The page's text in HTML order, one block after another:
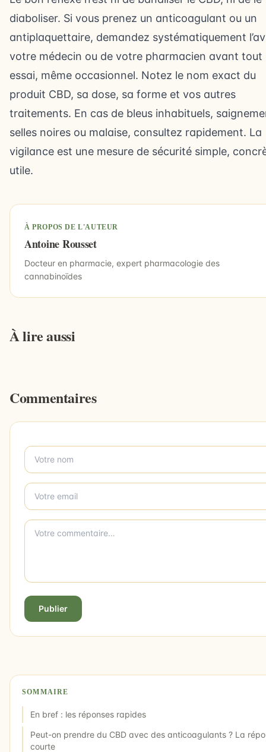
diaboliser. Si vous prenez un anticoagulant ou un
antiplaquettaire, demandez systématiquement
votre médecin ou de votre pharmacien avant tout
essai, même occasionnel. Notez le nom exact du
produit CBD, sa dose, sa forme et vos autres
traitements. En cas de bleus inhabituels,
selles noires ou malaise, consultez rapidement. La
vigilance est une mesure de sécurité simple,
utile.
À PROPOS DE L'AUTEUR
Antoine Rousset
Docteur en pharmacie, expert pharmacologie des
cannabinoïdes
À lire aussi
Commentaires
Publier
SOMMAIRE
En bref : les réponses rapides
Peut-on prendre du CBD avec des anticoagulants ? La
courte